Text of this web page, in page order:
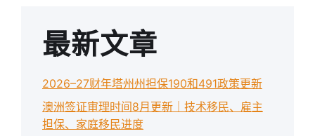
最新文章
2026–27财年塔州州担保190和491政策更新
澳洲签证审理时间8月更新｜技术移民、雇主
担保、家庭移民进度